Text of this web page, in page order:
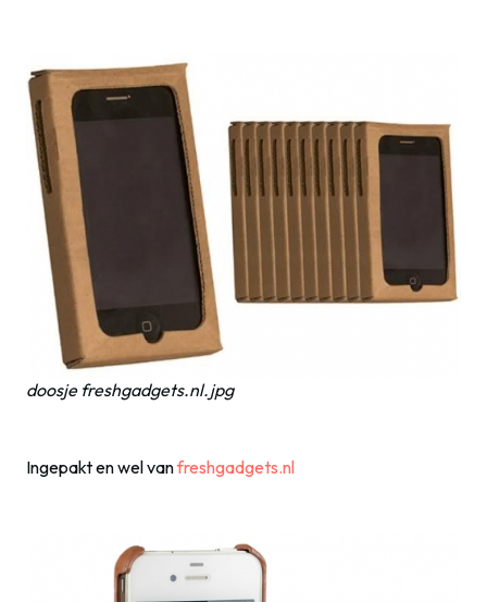
doosje freshgadgets.nl.jpg
Ingepakt en wel vanfreshgadgets.nl